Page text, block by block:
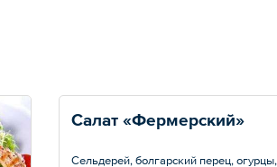
Салат «Фермерский»
Сельдерей, болгарский перец, огурцы,